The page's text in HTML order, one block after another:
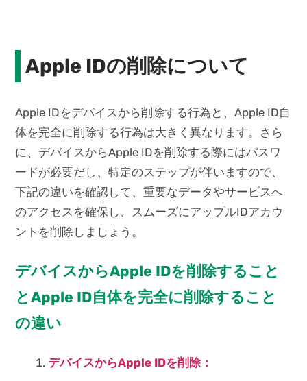
Apple IDの削除について
Apple IDをデバイスから削除する行為と、Apple ID自
体を完全に削除する行為は大きく異なります。さら
に、デバイスからApple IDを削除する際にはパスワ
ードが必要だし、特定のステップが伴いますので、
下記の違いを確認して、重要なデータやサービスへ
のアクセスを確保し、スムーズにアップルIDアカウ
ントを削除しましょう。
デバイスからApple IDを削除すること
とApple ID自体を完全に削除すること
の違い
デバイスからApple IDを削除：